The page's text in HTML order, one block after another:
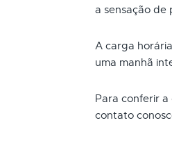
a sensação de
A carga
uma manhã
Para conferir
contato